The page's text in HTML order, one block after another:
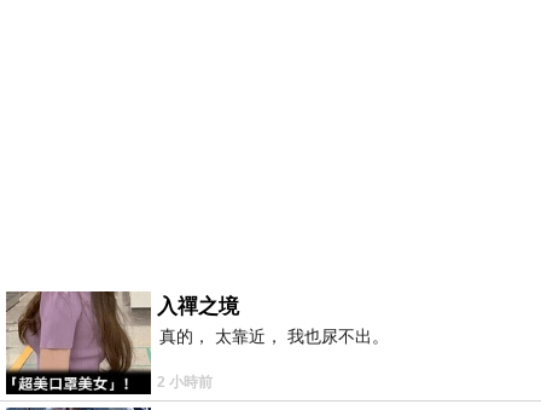
入禪之境
真的， 太靠近， 我也尿不出。
2 小時前